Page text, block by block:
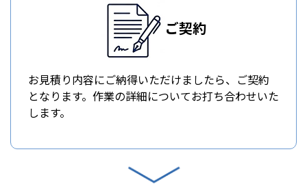
ご契約
お見積り内容にご納得いただけましたら、ご契約
となります。作業の詳細についてお打ち合わせいた
します。